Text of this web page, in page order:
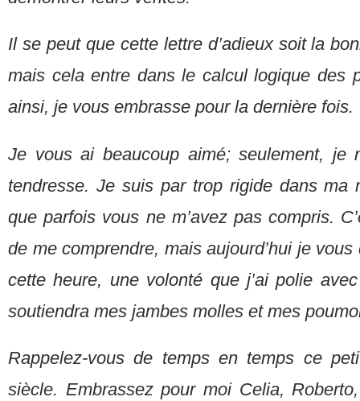
Il se peut que cette lettre d’adieux soit la
mais cela entre dans le calcul logique des
ainsi, je vous embrasse pour la dernière fois.
Je vous ai beaucoup aimé; seulement, je
tendresse. Je suis par trop rigide dans ma
que parfois vous ne m’avez pas compris.
de me comprendre, mais aujourd’hui je
cette heure, une volonté que j’ai polie
soutiendra mes jambes molles et mes
Rappelez-vous de temps en temps ce
siècle. Embrassez pour moi Celia,